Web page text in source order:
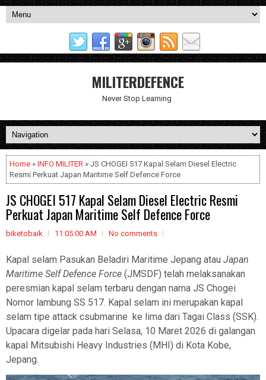
MILITERDEFENCE
Never Stop Learning
Home » INFO MILITER » JS CHOGEI 517 Kapal Selam Diesel Electric
Resmi Perkuat Japan Maritime Self Defence Force
JS CHOGEI 517 Kapal Selam Diesel Electric Resmi
Perkuat Japan Maritime Self Defence Force
biketobaik 11:05:00 AM No comments
Kapal selam Pasukan Beladiri Maritime Jepang atau Japan
Maritime Self Defence Force (JMSDF) telah melaksanakan
peresmian kapal selam terbaru dengan nama JS Chogei
Nomor lambung SS 517. Kapal selam ini merupakan kapal
selam tipe attack csubmarine ke lima dari Tagai Class (SSK).
Upacara digelar pada hari Selasa, 10 Maret 2026 di galangan
kapal Mitsubishi Heavy Industries (MHI) di Kota Kobe,
Jepang.